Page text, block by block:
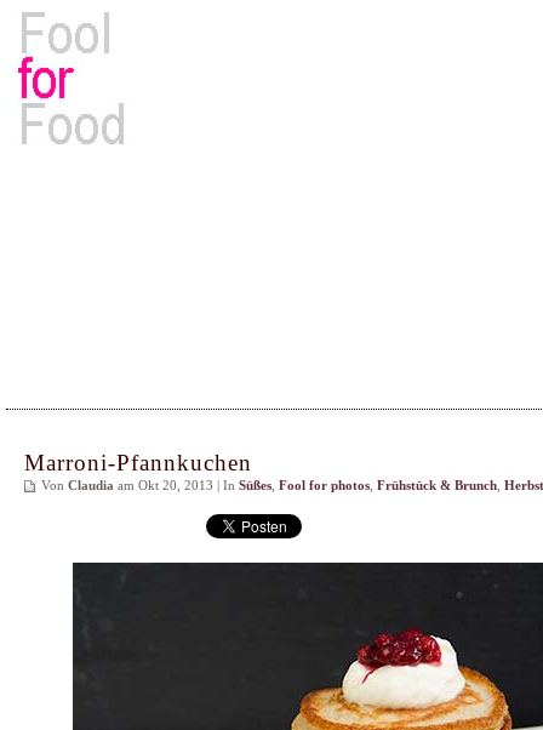
Marroni-Pfannkuchen
Von Claudia am Okt 20, 2013 | In Süßes Fool for photos Frühstück & Brunch Herbst